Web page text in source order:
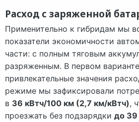
Расход с заряженной
Применительно к гибридам мы
показатели экономичности
части: с полным тяговым
разряженным. В первом
привлекательные значения
режиме мы зафиксировали
в 36 кВтч/100 км (2,7 км/кВтч),
проезжать без подзарядки до 39